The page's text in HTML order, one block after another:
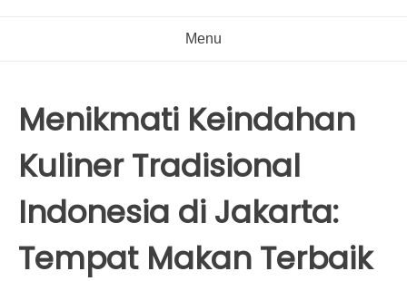
Menu
Menikmati Keindahan
Kuliner Tradisional
Indonesia di Jakarta:
Tempat Makan Terbaik